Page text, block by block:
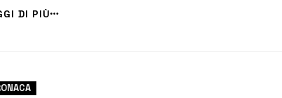
servizio, già attivo sul portale istituzionale dell’Asp,
DI PIÙ